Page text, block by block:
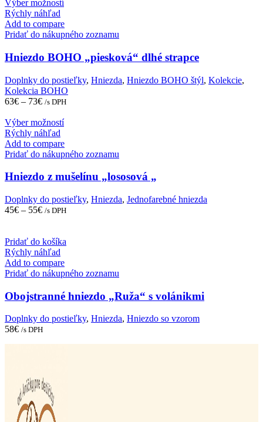
page
Výber možnostíThis
has
multiple
The
options
may
be
chosen
on
the
product
Rýchly náhľad
Add to compare
Pridať do nákupného zoznamu
Hniezdo BOHO „piesková“ dlhé strapce
Doplnky do postieľky, Hniezda, Hniezdo BOHO štýl, Kolekcie,
Kolekcia BOHO
63€ – 73€ /s DPH
Výber možnostíThis
has
multiple
The
may
be
the
product
page
Rýchly náhľad
Add to compare
Pridať do nákupného zoznamu
Hniezdo z mušelínu „lososová „
Doplnky do postieľky, Hniezda, Jednofarebné hniezda
45€ – 55€ /s DPH
Pridať do košíka
Rýchly náhľad
Add to compare
Pridať do nákupného zoznamu
Obojstranné hniezdo „Ruža“ s volánikmi
Doplnky do postieľky, Hniezda, Hniezdo so vzorom
58€ /s DPH